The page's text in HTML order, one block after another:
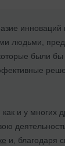
людьми,
были
и у многих
и, благодаря